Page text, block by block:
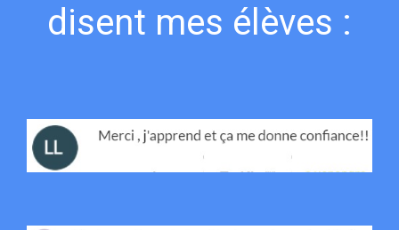
disent mes élèves :